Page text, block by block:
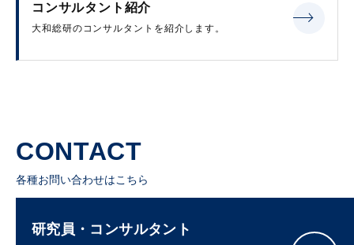
コンサルタント紹介
大和総研のコンサルタントを紹介します。
CONTACT
各種お問い合わせはこちら
研究員・コンサルタント